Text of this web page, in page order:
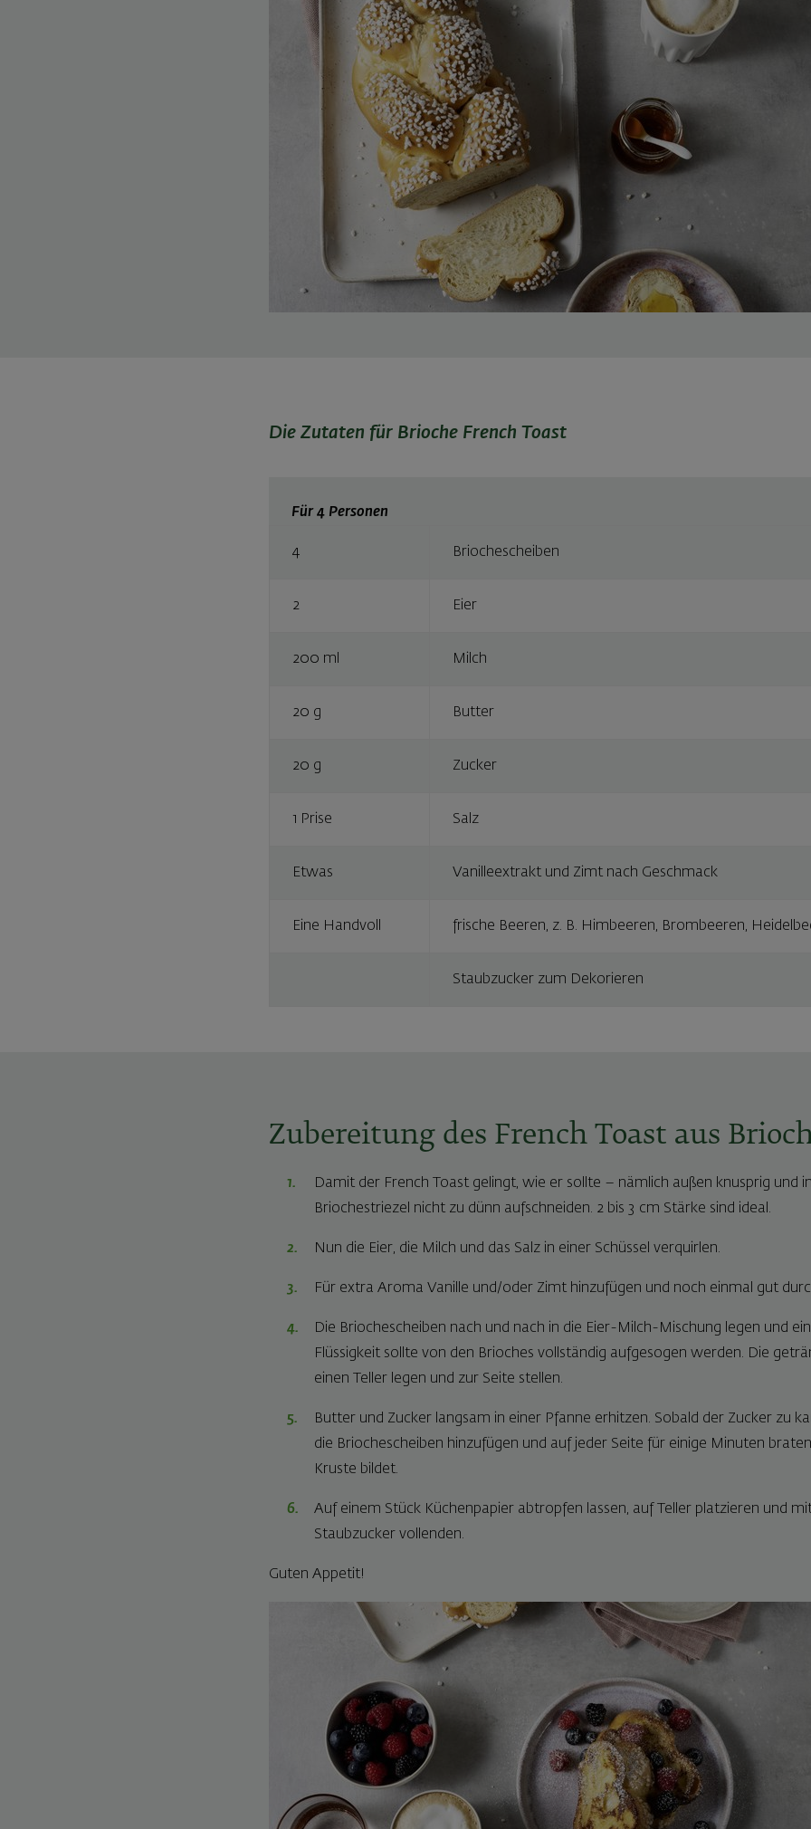
Die Zutaten für Brioche French Toast
Für 4 Personen
4 Briochescheiben
2 Eier
200 ml Milch
20 g Butter
20 g Zucker
1 Prise Salz
Etwas Vanilleextrakt und Zimt nach Geschmack
Eine Handvoll frische Beeren, z. B. Himbeeren, Brombeeren,
Staubzucker zum Dekorieren
Zubereitung des French Toast aus
Damit der French Toast gelingt, wie er sollte – nämlich außen knusprig und
Briochestriezel nicht zu dünn aufschneiden. 2 bis 3 cm Stärke sind ideal.
Nun die Eier, die Milch und das Salz in einer Schüssel verquirlen.
Für extra Aroma Vanille und/oder Zimt hinzufügen und noch einmal gut
Die Briochescheiben nach und nach in die Eier-Milch-Mischung legen und
Flüssigkeit sollte von den Brioches vollständig aufgesogen werden. Die
einen Teller legen und zur Seite stellen.
Butter und Zucker langsam in einer Pfanne erhitzen. Sobald der Zucker zu
die Briochescheiben hinzufügen und auf jeder Seite für einige Minuten
Kruste bildet.
Auf einem Stück Küchenpapier abtropfen lassen, auf Teller platzieren und
Staubzucker vollenden.
Guten Appetit!